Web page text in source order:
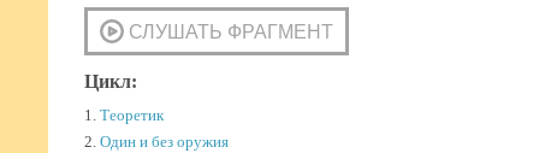
Цикл:
1. Теоретик
2. Один и без оружия